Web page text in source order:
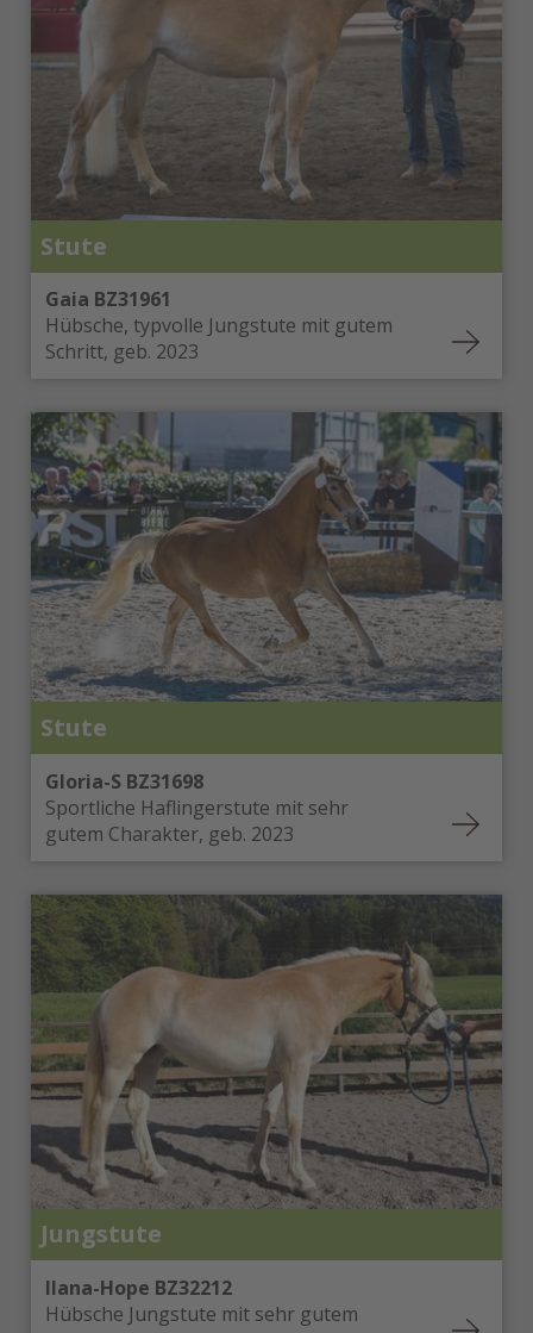
Stute
Gaia BZ31961
Hübsche, typvolle Jungstute mit gutem
Schritt, geb. 2023
Stute
Gloria-S BZ31698
Sportliche Haflingerstute mit sehr
gutem Charakter, geb. 2023
Jungstute
Ilana-Hope BZ32212
Hübsche Jungstute mit sehr gutem